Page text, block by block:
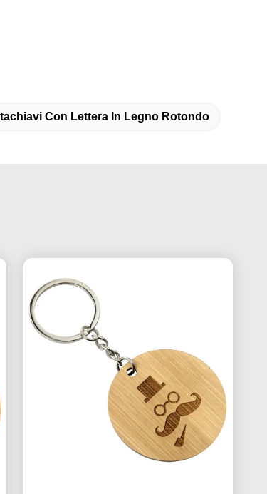
Con Lettera In Legno Rotondo